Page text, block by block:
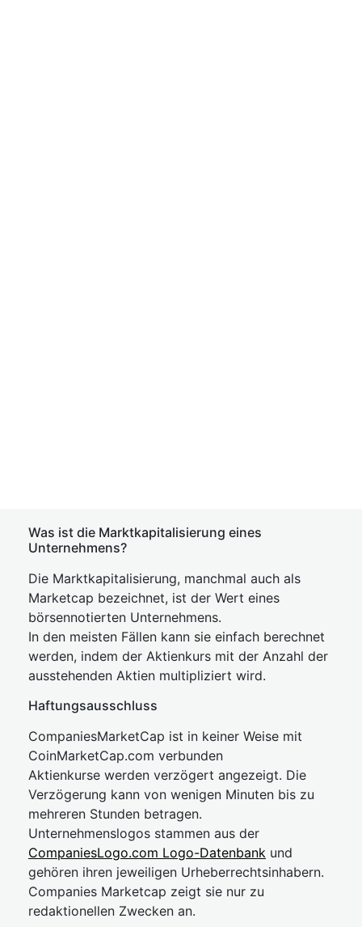
Was ist die Marktkapitalisierung eines
Unternehmens?
Die Marktkapitalisierung, manchmal auch als
Marketcap bezeichnet, ist der Wert eines
börsennotierten Unternehmens.
In den meisten Fällen kann sie einfach berechnet
werden, indem der Aktienkurs mit der Anzahl der
ausstehenden Aktien multipliziert wird.
Haftungsausschluss
CompaniesMarketCap ist in keiner Weise mit
CoinMarketCap.com verbunden
Aktienkurse werden verzögert angezeigt. Die
Verzögerung kann von wenigen Minuten bis zu
mehreren Stunden betragen.
Unternehmenslogos stammen aus der
CompaniesLogo.com Logo-Datenbank und
gehören ihren jeweiligen Urheberrechtsinhabern.
Companies Marketcap zeigt sie nur zu
redaktionellen Zwecken an.